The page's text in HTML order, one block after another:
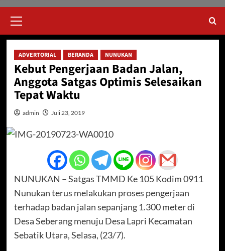
Menu
ADVERTORIAL BERANDA NUNUKAN
Kebut Pengerjaan Badan Jalan,
Anggota Satgas Optimis Selesaikan
Tepat Waktu
admin Juli 23, 2019
NUNUKAN – Satgas TMMD Ke 105 Kodim 0911
Nunukan terus melakukan proses pengerjaan
terhadap badan jalan sepanjang 1.300 meter di
Desa Seberang menuju Desa Lapri Kecamatan
Sebatik Utara, Selasa, (23/7).